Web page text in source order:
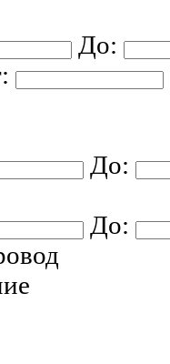
До:
До:
До: